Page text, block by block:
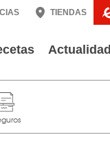
TIENDAS
Actualidad